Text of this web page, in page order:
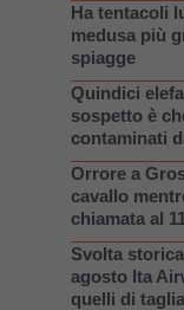
Ha tentacoli
medusa più
spiagge
Quindici
sospetto è
contaminati
Orrore a
cavallo
chiamata al
Svolta
agosto Ita
quelli di